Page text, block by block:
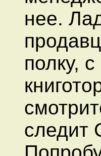
нее.
полку,
следит